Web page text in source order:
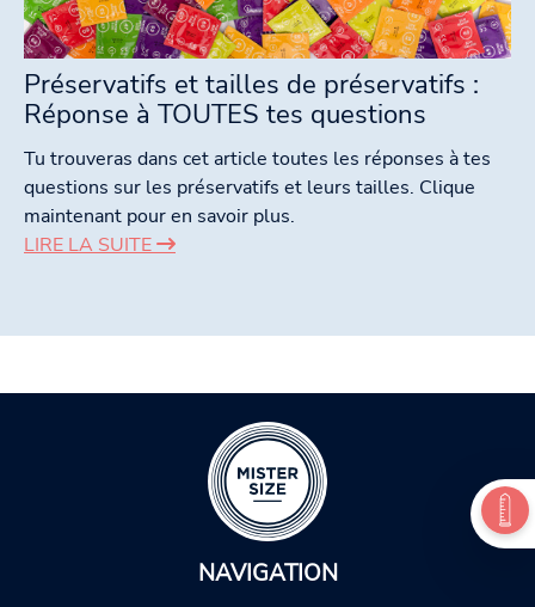
Préservatifs et tailles de préservatifs :
Réponse à TOUTES tes questions
Tu trouveras dans cet article toutes les réponses à tes
questions sur les préservatifs et leurs tailles. Clique
maintenant pour en savoir plus.
LIRE LA SUITE
NAVIGATION